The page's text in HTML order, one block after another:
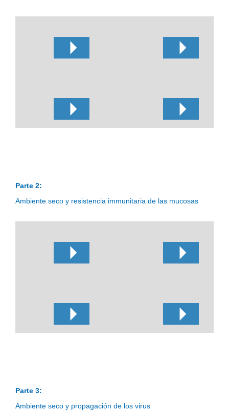
Parte 2:
Ambiente seco y resistencia immunitaria de las mucosas
Parte 3:
Ambiente seco y propagación de los virus